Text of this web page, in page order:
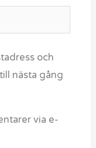
och
nästa gång
via e-